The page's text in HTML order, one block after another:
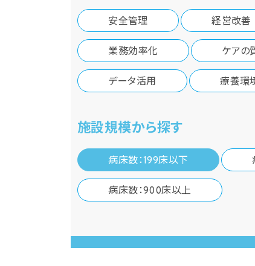
安全管理 経営改善
業務効率化 ケアの
データ活用 療養環
施設規模から探す
病床数：199床以下
病床数：900床以上